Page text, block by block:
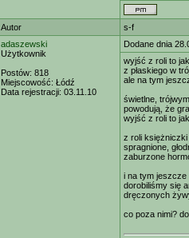
Autor
s-f
adaszewski
Użytkownik
Postów: 818
Miejscowość: Łódź
Data rejestracji: 03.11.10
Dodane dnia
wyjść z roli to
z płaskiego w
ale na tym
świetlne,
powodują, że
wyjść z roli to
z roli księżniczki
spragnione,
zaburzone
i na tym jeszcze
dorobiliśmy się
dręczonych
co poza nimi?